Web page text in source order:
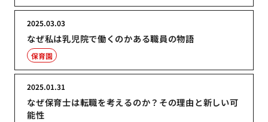
なぜ私は乳児院で働くのかある職員の物語
2025.03.03
保育園
なぜ保育士は転職を考えるのか？その理由と新しい可
能性
2025.01.31